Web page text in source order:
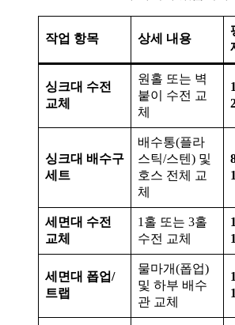
작업 항목 상세 내용
싱크대 수전
교체
원홀 또는 벽
붙이 수전 교
체
싱크대 배수구
세트
배수통(플라
스틱/스텐) 및
호스 전체 교
체
세면대 수전
교체
1홀 또는 3홀
수전 교체
세면대 폽업/
트랩
물마개(폽업)
및 하부 배수
관 교체